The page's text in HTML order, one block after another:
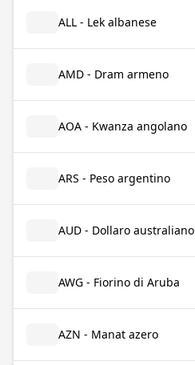
ALL - Lek albanese
AMD - Dram armeno
AOA - Kwanza angolano
ARS - Peso argentino
AUD - Dollaro australiano
AWG - Fiorino di Aruba
AZN - Manat azero